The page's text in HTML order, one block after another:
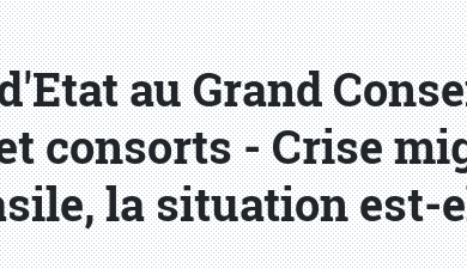
au Grand
consorts - Crise
la situation est-